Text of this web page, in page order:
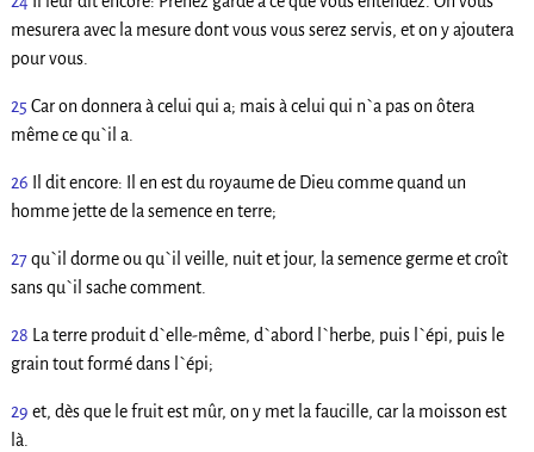
mesurera avec la mesure dont vous vous serez servis, et on y ajoutera
pour vous.
25 Car on donnera à celui qui a; mais à celui qui n`a pas on ôtera
même ce qu`il a.
26
Il dit encore: Il en est du royaume de Dieu comme quand un
homme jette de la semence en terre;
27qu`il dorme ou qu`il veille, nuit et jour, la semence germe et croît
sans qu`il sache comment.
28 La terre produit d`elle-même, d`abord l`herbe, puis l`épi, puis le
grain tout formé dans l`épi;
29 et, dès que le fruit est mûr, on y met la faucille, car la moisson est
là.